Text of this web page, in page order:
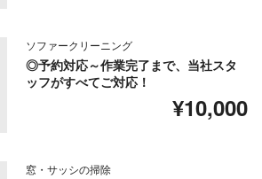
ソファークリーニング
◎予約対応～作業完了まで、当社スタ
ッフがすべてご対応！
¥10,000
窓・サッシの掃除